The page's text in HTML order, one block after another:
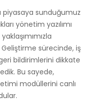
piyasaya sunduğumuz
yönetim yazılımı
Geliştirme sürecinde, iş
bildirimlerini dikkate
Bu sayede,
modüllerini canlı